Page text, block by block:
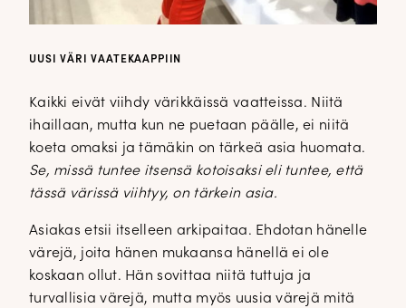
UUSI VÄRI VAATEKAAPPIIN
Kaikki eivät viihdy värikkäissä vaatteissa. Niitä
ihaillaan, mutta kun ne puetaan päälle, ei niitä
koeta omaksi ja tämäkin on tärkeä asia huomata.
Se, missä tuntee itsensä kotoisaksi eli tuntee, että
tässä värissä viihtyy, on tärkein asia.
Asiakas etsii itselleen arkipaitaa. Ehdotan hänelle
värejä, joita hänen mukaansa hänellä ei ole
koskaan ollut. Hän sovittaa niitä tuttuja ja
turvallisia värejä, mutta myös uusia värejä mitä